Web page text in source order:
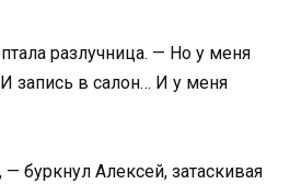
разлучница. — Но у меня
запись в салон… И у меня
буркнул Алексей, затаскивая